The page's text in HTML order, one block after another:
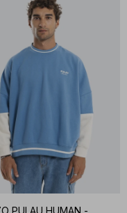
PULAU HUMAN -